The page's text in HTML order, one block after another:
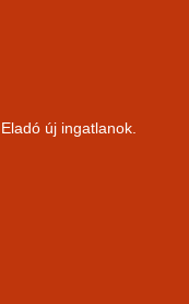
új ingatlanok.